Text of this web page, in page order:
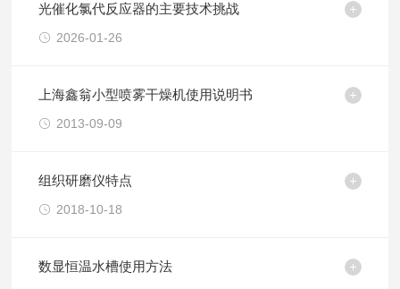
光催化氯代反应器的主要技术挑战
2026-01-26
上海鑫翁小型喷雾干燥机使用说明书
2013-09-09
组织研磨仪特点
2018-10-18
数显恒温水槽使用方法